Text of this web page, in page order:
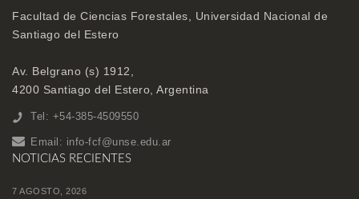
Facultad de Ciencias Forestales, Universidad Nacional de
Santiago del Estero
Av. Belgrano (s) 1912,
4200 Santiago del Estero, Argentina
Tel: +54-385-4509550
Email: info-fcf@unse.edu.ar
NOTICIAS RECIENTES
7 AGOSTO, 2026